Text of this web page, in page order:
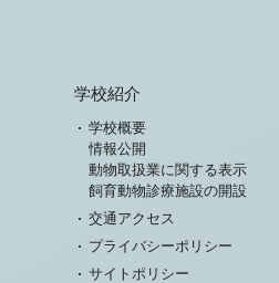
学校紹介
学校概要
情報公開
動物取扱業に関する表示
飼育動物診療施設の開設
交通アクセス
プライバシーポリシー
サイトポリシー